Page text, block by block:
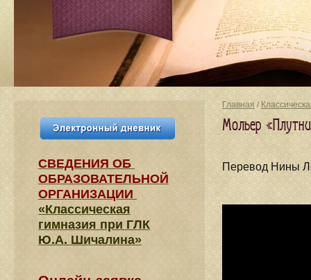
Главная /
Мольер
Перевод Нины
СВЕДЕНИЯ​ ОБ
ОБРАЗОВАТЕЛЬНОЙ
ОРГАНИЗАЦИИ
«Классическая
гимназия при ГЛК
Ю.А. Шичалина»